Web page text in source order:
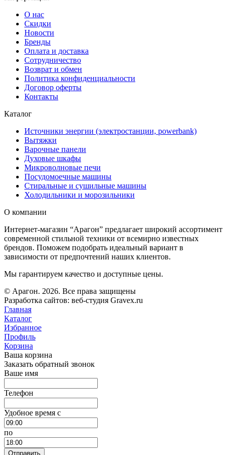
О нас
Скидки
Новости
Бренды
Оплата и доставка
Сотрудничество
Возврат и обмен
Политика конфиденциальности
Договор оферты
Контакты
Каталог
Источники энергии (электростанции, powerbank)
Вытяжки
Варочные панели
Духовые шкафы
Микроволновые печи
Посудомоечные машины
Стиральные и сушильные машины
Холодильники и морозильники
О компании
Интернет-магазин “Арагон” предлагает широкий ассортимент
современной стильной техники от всемирно известных
брендов. Поможем подобрать идеальный вариант в
зависимости от предпочтений наших клиентов.
Мы гарантируем качество и доступные цены.
© Арагон. 2026. Все права защищены
Разработка сайтов: веб-студия Gravex.ru
Главная
Каталог
Избранное
Профиль
Корзина
Ваша корзина
Заказать обратный звонок
Ваше имя
Телефон
Удобное время c
по
Отправить